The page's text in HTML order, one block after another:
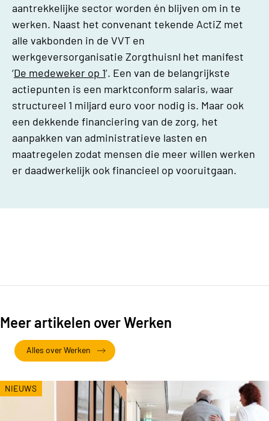
aantrekkelijke sector worden én blijven om in te
werken. Naast het convenant tekende ActiZ met
alle vakbonden in de VVT en
werkgeversorganisatie Zorgthuisnl het manifest
‘De medeweker op 1’. Een van de belangrijkste
actiepunten is een marktconform salaris, waar
structureel 1 miljard euro voor nodig is. Maar ook
een dekkende financiering van de zorg, het
aanpakken van administratieve lasten en
maatregelen zodat mensen die meer willen werken
er daadwerkelijk ook financieel op vooruitgaan.
Meer artikelen over Werken
Alles over Werken
NIEUWS